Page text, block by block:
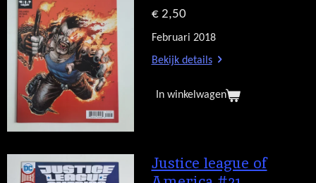
€ 2,50
Februari 2018
Bekijk details
In winkelwagen
Justice league of